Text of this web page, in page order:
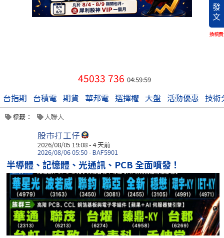
發
文
換稿費
45033 736 04:59:59
台指期 台積電 期貨 華邦電 選擇權 大盤 活動優惠 技術
標籤： 大聯大
股市打工仔
2026/08/05 19:08 - 4 天前
2026/08/06 05:50 - BAF5901
半導體、記憶體、光通訊、PCB 全面噴發！